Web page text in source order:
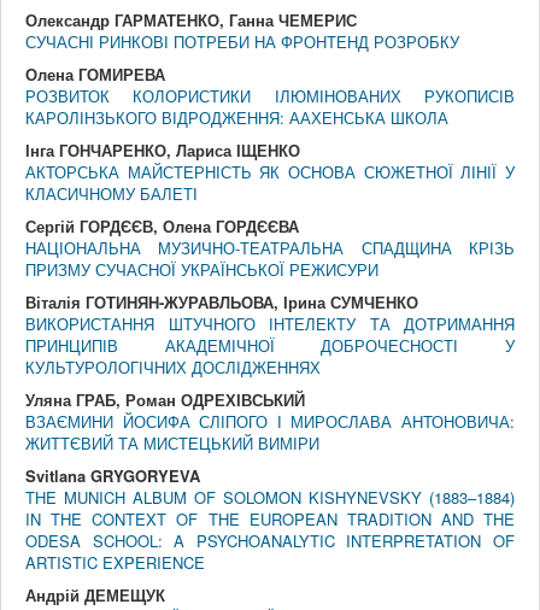
Олександр ГАРМАТЕНКО, Ганна ЧЕМЕРИС
СУЧАСНІ РИНКОВІ ПОТРЕБИ НА ФРОНТЕНД РОЗРОБКУ
Олена ГОМИРЕВА
РОЗВИТОК КОЛОРИСТИКИ ІЛЮМІНОВАНИХ РУКОПИСІВ
КАРОЛІНЗЬКОГО ВІДРОДЖЕННЯ: ААХЕНСЬКА ШКОЛА
Інга ГОНЧАРЕНКО, Лариса ІЩЕНКО
АКТОРСЬКА МАЙСТЕРНІСТЬ ЯК ОСНОВА СЮЖЕТНОЇ ЛІНІЇ У
КЛАСИЧНОМУ БАЛЕТІ
Сергій ГОРДЄЄВ, Олена ГОРДЄЄВА
НАЦІОНАЛЬНА МУЗИЧНО-ТЕАТРАЛЬНА СПАДЩИНА КРІЗЬ
ПРИЗМУ СУЧАСНОЇ УКРАЇНСЬКОЇ РЕЖИСУРИ
Віталія ГОТИНЯН-ЖУРАВЛЬОВА, Ірина СУМЧЕНКО
ВИКОРИСТАННЯ ШТУЧНОГО ІНТЕЛЕКТУ ТА ДОТРИМАННЯ
ПРИНЦИПІВ АКАДЕМІЧНОЇ ДОБРОЧЕСНОСТІ У
КУЛЬТУРОЛОГІЧНИХ ДОСЛІДЖЕННЯХ
Уляна ГРАБ, Роман ОДРЕХІВСЬКИЙ
ВЗАЄМИНИ ЙОСИФА СЛІПОГО І МИРОСЛАВА АНТОНОВИЧА:
ЖИТТЄВИЙ ТА МИСТЕЦЬКИЙ ВИМІРИ
Svitlana GRYGORYEVA
THE MUNICH ALBUM OF SOLOMON KISHYNEVSKY (1883–1884)
IN THE CONTEXT OF THE EUROPEAN TRADITION AND THE
ODESA SCHOOL: A PSYCHOANALYTIC INTERPRETATION OF
ARTISTIC EXPERIENCE
Андрій ДЕМЕЩУК